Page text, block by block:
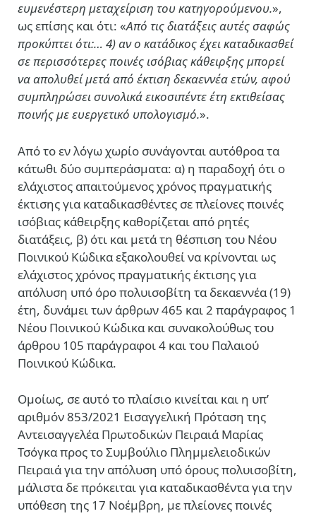
ευμενέστερη μεταχείριση του κατηγορούμενου.»,
ως επίσης και ότι: «Από τις διατάξεις αυτές σαφώς
προκύπτει ότι:… 4) αν ο κατάδικος έχει καταδικασθεί
σε περισσότερες ποινές ισόβιας κάθειρξης μπορεί
να απολυθεί μετά από έκτιση δεκαεννέα ετών, αφού
συμπληρώσει συνολικά εικοσιπέντε έτη εκτιθείσας
ποινής με ευεργετικό υπολογισμό.».
Από το εν λόγω χωρίο συνάγονται αυτόθροα τα
κάτωθι δύο συμπεράσματα: α) η παραδοχή ότι ο
ελάχιστος απαιτούμενος χρόνος πραγματικής
έκτισης για καταδικασθέντες σε πλείονες ποινές
ισόβιας κάθειρξης καθορίζεται από ρητές
διατάξεις, β) ότι και μετά τη θέσπιση του Νέου
Ποινικού Κώδικα εξακολουθεί να κρίνονται ως
ελάχιστος χρόνος πραγματικής έκτισης για
απόλυση υπό όρο πολυισοβίτη τα δεκαεννέα (19)
έτη, δυνάμει των άρθρων 465 και 2 παράγραφος 1
Νέου Ποινικού Κώδικα και συνακολούθως του
άρθρου 105 παράγραφοι 4 και του Παλαιού
Ποινικού Κώδικα.
Ομοίως, σε αυτό το πλαίσιο κινείται και η υπ’
αριθμόν 853/2021 Εισαγγελική Πρόταση της
Αντεισαγγελέα Πρωτοδικών Πειραιά Μαρίας
Τσόγκα προς το Συμβούλιο Πλημμελειοδικών
Πειραιά για την απόλυση υπό όρους πολυισοβίτη,
μάλιστα δε πρόκειται για καταδικασθέντα για την
υπόθεση της 17 Νοέμβρη, με πλείονες ποινές